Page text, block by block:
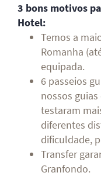
3 bons motivos
Hotel:
Temos a
Romanha
equipada.
6 passeios
nossos
testaram
diferentes
dificuldade,
Transfer
Granfondo.